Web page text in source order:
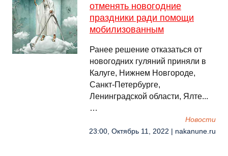
отменять новогодние
праздники ради помощи
мобилизованным
Ранее решение отказаться от
новогодних гуляний приняли в
Калуге, Нижнем Новгороде,
Санкт-Петербурге,
Ленинградской области, Ялте...
…
Новости
23:00, Октябрь 11, 2022 | nakanune.ru